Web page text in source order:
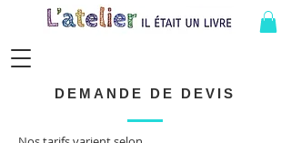
DEMANDE DE DEVIS